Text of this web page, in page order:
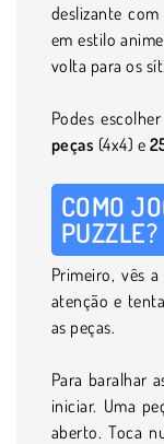
deslizante
em estilo
volta para os
Podes
peças (4x4) e
COMO
PUZZLE?
Primeiro, vês
atenção e
as peças.
Para baralhar
iniciar. Uma
aberto. Toca